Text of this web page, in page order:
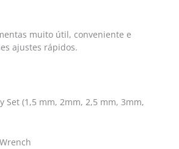
is:
39,90 €.
muito útil, conveniente e
ajustes rápidos.
Set (1,5 mm, 2mm, 2,5 mm, 3mm,